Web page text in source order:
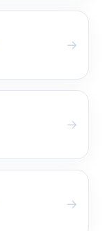
→
→
→